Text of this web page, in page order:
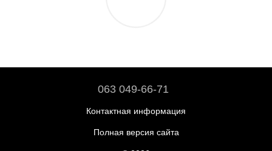
063 049-66-71
Контактная информация
Полная версия сайта